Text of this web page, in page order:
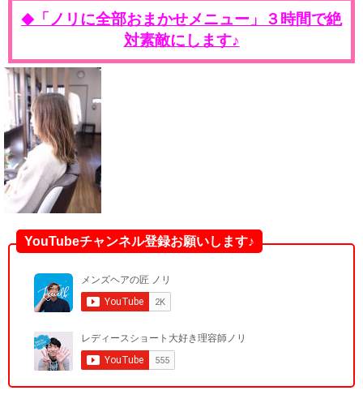
◆
「ノリに全部おまかせメニュー」３時間で絶
対素敵にします♪
YouTubeチャンネル登録お願いします♪